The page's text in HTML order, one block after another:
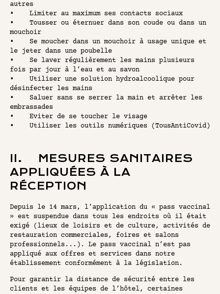
autres
• Limiter au maximum ses contacts sociaux
• Tousser ou éternuer dans son coude ou dans un
mouchoir
• Se moucher dans un mouchoir à usage unique et
le jeter dans une poubelle
• Se laver régulièrement les mains plusieurs
fois par jour à l’eau et au savon
• Utiliser une solution hydroalcoolique pour
désinfecter les mains
• Saluer sans se serrer la main et arrêter les
embrassades
• Eviter de se toucher le visage
• Utiliser les outils numériques (TousAntiCovid)
II. MESURES SANITAIRES
APPLIQUÉES À LA
RÉCEPTION
Depuis le 14 mars, l'application du « pass vaccinal
» est suspendue dans tous les endroits où il était
exigé (lieux de loisirs et de culture, activités de
restauration commerciales, foires et salons
professionnels...). Le pass vaccinal n’est pas
appliqué aux offres et services dans notre
établissement conformément à la législation.
Pour garantir la distance de sécurité entre les
clients et les équipes de l’hôtel, certaines